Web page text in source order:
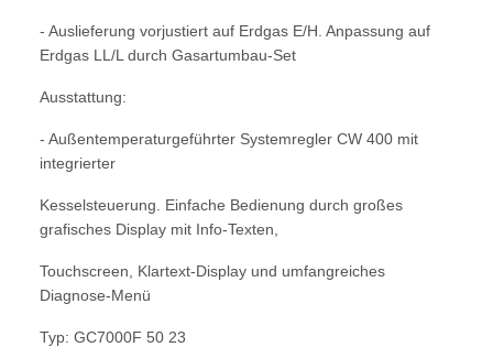
- Auslieferung vorjustiert auf Erdgas E/H. Anpassung auf
Erdgas LL/L durch Gasartumbau-Set
Ausstattung:
- Außentemperaturgeführter Systemregler CW 400 mit
integrierter
Kesselsteuerung. Einfache Bedienung durch großes
grafisches Display mit Info-Texten,
Touchscreen, Klartext-Display und umfangreiches
Diagnose-Menü
Typ: GC7000F 50 23